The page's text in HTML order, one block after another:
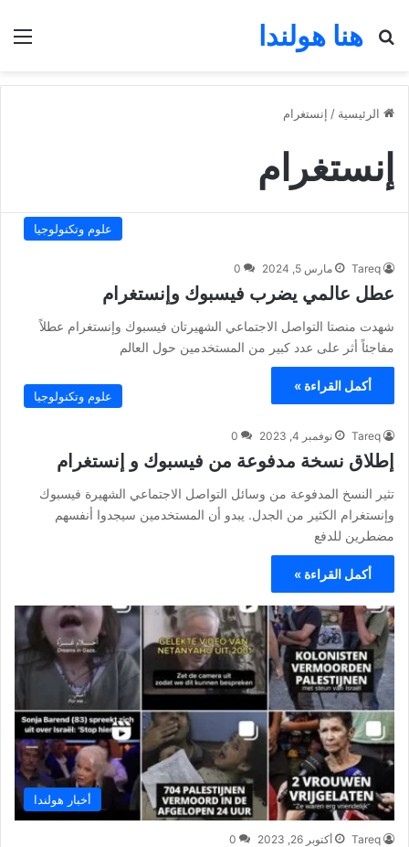
هنا هولندا
بحث عن
الرئيسية / إنستغرام
إنستغرام
علوم وتكنولوجيا
Tareq مارس 5, 2024 0
عطل عالمي يضرب فيسبوك وإنستغرام
شهدت منصتا التواصل الاجتماعي الشهيرتان فيسبوك وإنستغرام عطلاً
مفاجئاً أثر على عدد كبير من المستخدمين حول العالم
أكمل القراءة »
علوم وتكنولوجيا
Tareq نوفمبر 4, 2023 0
إطلاق نسخة مدفوعة من فيسبوك و إنستغرام
تثير النسخ المدفوعة من وسائل التواصل الاجتماعي الشهيرة فيسبوك
وإنستغرام الكثير من الجدل. يبدو أن المستخدمين سيجدوا أنفسهم
مضطرين للدفع
أكمل القراءة »
أخبار هولندا
Tareq أكتوبر 26, 2023 0